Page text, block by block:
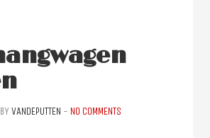
BY VANDEPUTTEN - NO COMMENTS